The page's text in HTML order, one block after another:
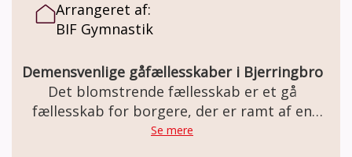
Arrangeret af:
BIF Gymnastik
Demensvenlige gåfællesskaber i Bjerringbro
Det blomstrende fællesskab er et gå
fællesskab for borgere, der er ramt af en
demens sygdom, og deres
Se mere